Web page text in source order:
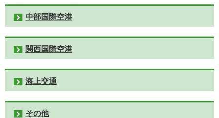
中部国際空港
関西国際空港
海上交通
その他